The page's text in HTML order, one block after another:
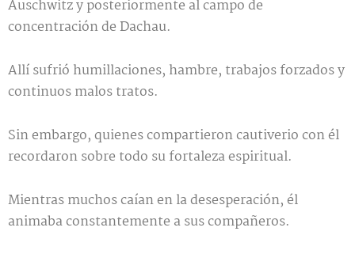
Auschwitz y posteriormente al campo de
concentración de Dachau.
Allí sufrió humillaciones, hambre, trabajos forzados y
continuos malos tratos.
Sin embargo, quienes compartieron cautiverio con él
recordaron sobre todo su fortaleza espiritual.
Mientras muchos caían en la desesperación, él
animaba constantemente a sus compañeros.